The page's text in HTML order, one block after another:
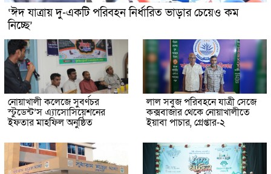
‘ঈদ যাত্রায় দু-একটি পরিবহন নির্ধারিত ভাড়ার চেয়েও কম
নিচ্ছে’
নোয়াখালী কলেজে সুবর্ণচর
স্টুডেন্ট’স এ্যাসোসিয়েশনের
ইফতার মাহফিল অনুষ্ঠিত
লাল সবুজ পরিবহনে যাত্রী সেজে
কক্সবাজার থেকে নোয়াখালীতে
ইয়াবা পাচার, গ্রেপ্তার-২